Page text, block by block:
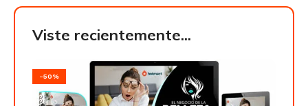
Viste recientemente...
-50%